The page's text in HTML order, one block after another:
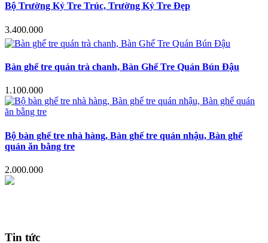
Bộ Trường Kỷ Tre Trúc, Trường Kỷ Tre Đẹp
3.400.000
Bàn ghế tre quán trà chanh, Bàn Ghế Tre Quán Bún Đậu
1.100.000
Bộ bàn ghế tre nhà hàng, Bàn ghế tre quán nhậu, Bàn ghế
quán ăn bằng tre
2.000.000
Tin tức